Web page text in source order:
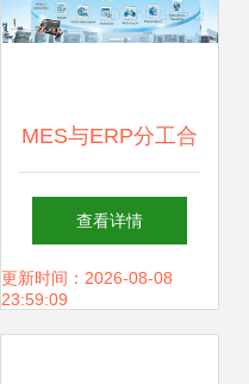
MES与ERP分工合
作 优化协同实现精
益高效
查看详情
更新时间：2026-08-08
23:59:09